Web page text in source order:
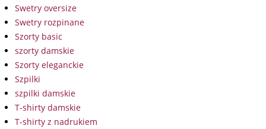
Swetry oversize
Swetry rozpinane
Szorty basic
szorty damskie
Szorty eleganckie
Szpilki
szpilki damskie
T-shirty damskie
T-shirty z nadrukiem